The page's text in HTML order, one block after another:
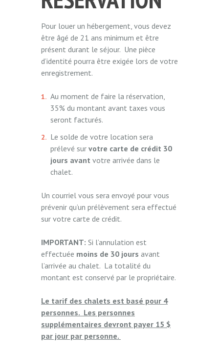
Pour louer un hébergement, vous devez
être âgé de 21 ans minimum et être
présent durant le séjour. Une pièce
d’identité pourra être exigée lors de votre
enregistrement.
Au moment de faire la réservation,
35% du montant avant taxes vous
seront facturés.
Le solde de votre location sera
prélevé survotre carte de crédit 30
jours avant votre arrivée dans le
chalet.
Un courriel vous sera envoyé pour vous
prévenir qu’un prélèvement sera effectué
sur votre carte de crédit.
IMPORTANT: Si l’annulation est
effectuée moins de 30 jours avant
l’arrivée au chalet. La totalité du
montant est conservé par le propriétaire.
Le tarif des chalets est basé pour 4
personnes. Les personnes
supplémentaires devront payer 15 $
par jour par personne.